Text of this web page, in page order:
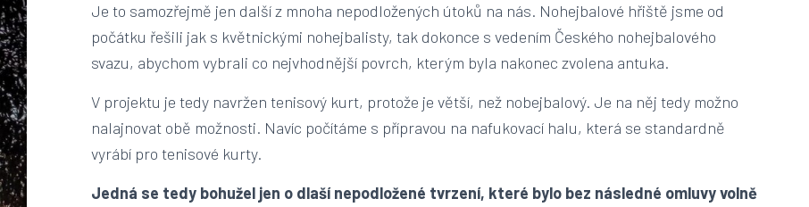
Je to samozřejmě jen další z mnoha nepodložených útoků na nás. Nohejbalové hřiště jsme od
počátku řešili jak s květnickými nohejbalisty, tak dokonce s vedením Českého nohejbalového
svazu, abychom vybrali co nejvhodnější povrch, kterým byla nakonec zvolena antuka.
V projektu je tedy navržen tenisový kurt, protože je větší, než nobejbalový. Je na něj tedy možno
nalajnovat obě možnosti. Navíc počítáme s přípravou na nafukovací halu, která se standardně
vyrábí pro tenisové kurty.
Jedná se tedy bohužel jen o dlaší nepodložené tvrzení, které bylo bez následné omluvy volně